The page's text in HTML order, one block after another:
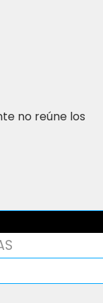
no reúne los